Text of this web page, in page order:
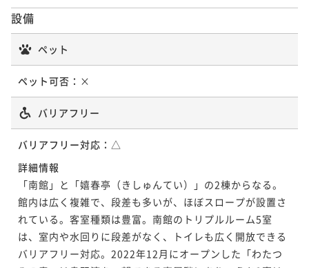
¥57,200~
設備
ペット
ペット可否： ×
バリアフリー
バリアフリー対応： △
詳細情報
「南館」と「嬉春亭（きしゅんてい）」の2棟からなる。
館内は広く複雑で、段差も多いが、ほぼスロープが設置さ
れている。客室種類は豊富。南館のトリプルルーム5室
は、室内や水回りに段差がなく、トイレも広く開放できる
バリアフリー対応。2022年12月にオープンした「わたつ